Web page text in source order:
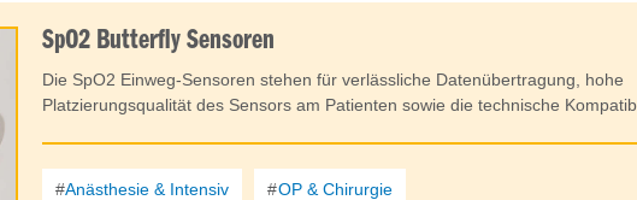
SpO2 Butterfly Sensoren
Die SpO2 Einweg-Sensoren stehen für verlässliche Datenübertragung, hohe
Platzierungsqualität des Sensors am Patienten sowie die technische
Anästhesie & Intensiv OP & Chirurgie